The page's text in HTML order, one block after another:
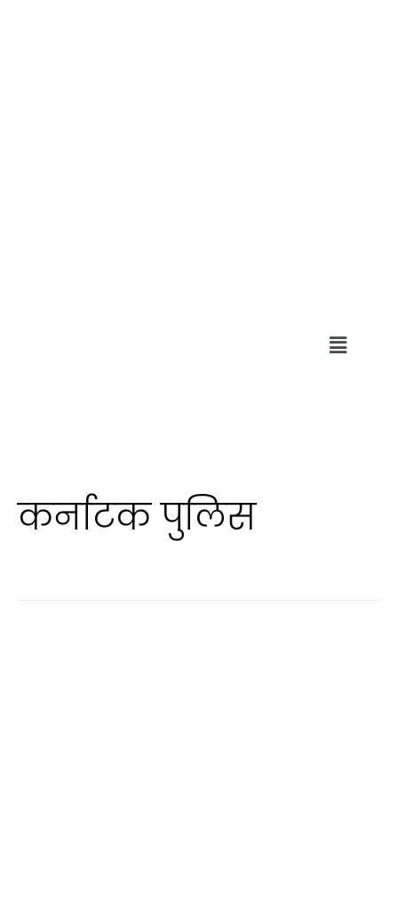
कर्नाटक पुलिस